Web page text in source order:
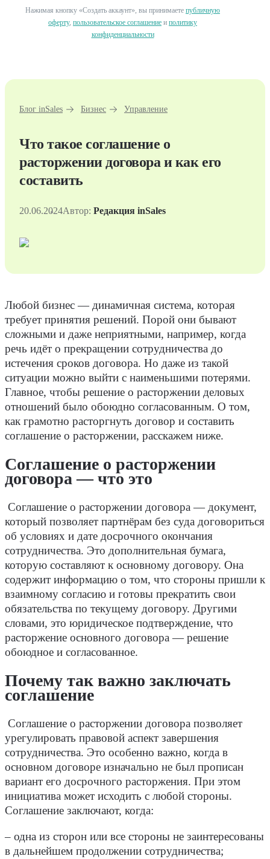
Нажимая кнопку «Создать аккаунт», вы принимаете публичную
оферту, пользовательское соглашение и политику
конфиденциальности
Блог inSales Бизнес Управление
Что такое соглашение о
расторжении договора и как его
составить
20.06.2024Автор: Редакция inSales
Любой бизнес — динамичная система, которая
требует принятия решений. Порой они бывают
сложными и даже неприятными, например, когда
речь идёт о прекращении сотрудничества до
истечения сроков договора. Но даже из такой
ситуации можно выйти с наименьшими потерями.
Главное, чтобы решение о расторжении деловых
отношений было обоюдно согласованным. О том,
как грамотно расторгнуть договор и составить
соглашение о расторжении, расскажем ниже.
Соглашение о расторжении
договора — что это
Соглашение о расторжении договора — документ,
который позволяет партнёрам без суда договориться
об условиях и дате досрочного окончания
сотрудничества. Это дополнительная бумага,
которую составляют к основному договору. Она
содержит информацию о том, что стороны пришли к
взаимному согласию и готовы прекратить свои
обязательства по текущему договору. Другими
словами, это юридическое подтверждение, что
расторжение основного договора — решение
обоюдное и согласованное.
Почему так важно заключать
соглашение
Соглашение о расторжении договора позволяет
урегулировать правовой аспект завершения
сотрудничества. Это особенно важно, когда в
основном договоре изначально не был прописан
вариант его досрочного расторжения. При этом
инициатива может исходить с любой стороны.
Соглашение заключают, когда:
– одна из сторон или все стороны не заинтересованы
в дальнейшем продолжении сотрудничества;